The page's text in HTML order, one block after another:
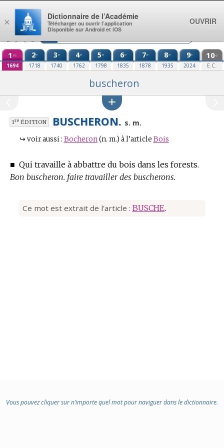
Aller au contenu
1 re
1694
2e
1718
3e
1740
4e
1762
5e
1798
6e
1835
7e
1878
8e
1935
9e
2024
10e
E.C.
buscheron
1reÉDITION BUSCHERON. s. m.
↪ voir aussi : Bocheron (n. m.) à l’article Bois
■ Qui travaille à abbattre du bois dans les forests.
Bon buscheron. faire travailler des buscherons.
Ce mot est extrait de l'article : BUSCHE.
Vous pouvez cliquer sur n’importe quel mot pour naviguer dans le dictionnaire.
×
Dictionnaire de l’Académie
Télécharger ou ouvrir l’application
Disponible sur Android et iOS
OUVRIR